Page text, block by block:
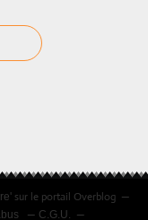
sur le portail Overblog
C.G.U.